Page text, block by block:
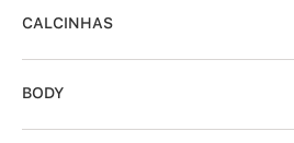
CALCINHAS
BODY